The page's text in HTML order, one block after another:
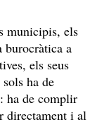
municipis, els
burocràtica a
els seus
ha de
ha de complir
directament i al